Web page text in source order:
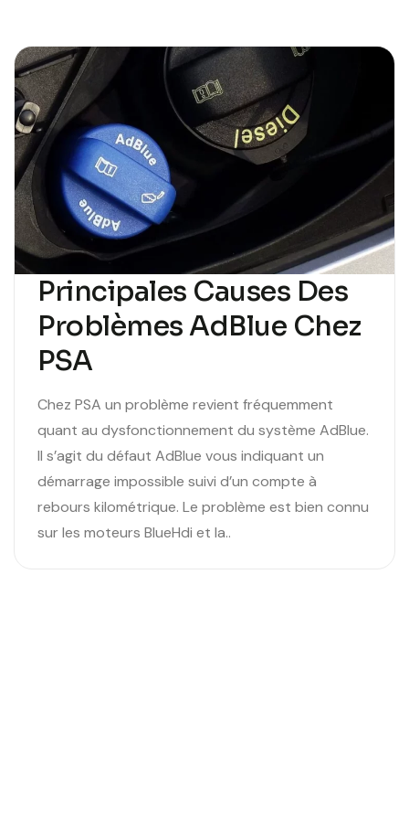
Principales Causes Des
Problèmes AdBlue Chez
PSA
Chez PSA un problème revient fréquemment
quant au dysfonctionnement du système AdBlue.
Il s’agit du défaut AdBlue vous indiquant un
démarrage impossible suivi d’un compte à
rebours kilométrique. Le problème est bien connu
sur les moteurs BlueHdi et la..